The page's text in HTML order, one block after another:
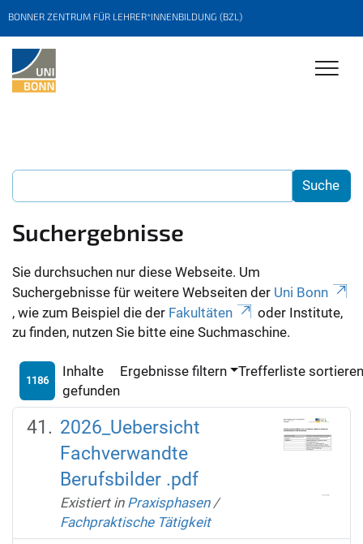
BONNER ZENTRUM FÜR LEHRER*INNENBILDUNG (BZL)
Suchergebnisse
Sie durchsuchen nur diese Webseite. Um
Suchergebnisse für weitere Webseiten der Uni Bonn
, wie zum Beispiel die der Fakultäten
oder Institute,
zu finden, nutzen Sie bitte eine Suchmaschine.
1186
Inhalte
gefunden
Ergebnisse filtern Trefferliste
2026_Uebersicht
Fachverwandte
Berufsbilder .pdf
Existiert in Praxisphasen /
Fachpraktische Tätigkeit